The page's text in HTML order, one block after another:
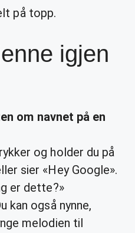
på topp.
igjen
om navnet på en
og holder du på
sier «Hey Google».
er dette?»
kan også nynne,
melodien til